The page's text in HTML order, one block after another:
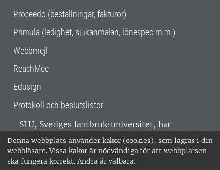
Denna webbplats använder kakor (cookies), som lagras i din
webbläsare. Vissa kakor är nödvändiga för att webbplatsen
ska fungera korrekt. Andra är valbara.
Proceedo (beställningar, fakturor)
Primula (ledighet, sjukanmälan, lönespec m.m.)
Webbmejl
ReachMee
Edusign
Protokoll och beslutslistor
SLU, Sveriges lantbruksuniversitet, har
verksamhet över hela Sverige. Huvudorter är
Alnarp, Uppsala och Umeå.SLU är
miljöcertifierat enligt ISO 14001. •